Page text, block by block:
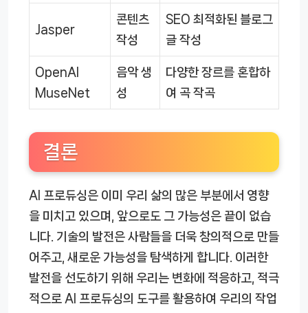
Jasper
콘텐츠
작성
SEO 최적화된 블로그
글 작성
OpenAI
MuseNet
음악 생
성
다양한 장르를 혼합하
여 곡 작곡
결론
AI 프로듀싱은 이미 우리 삶의 많은 부분에서 영향
을 미치고 있으며, 앞으로도 그 가능성은 끝이 없습
니다. 기술의 발전은 사람들을 더욱 창의적으로 만들
어주고, 새로운 가능성을 탐색하게 합니다. 이러한
발전을 선도하기 위해 우리는 변화에 적응하고, 적극
적으로 AI 프로듀싱의 도구를 활용하여 우리의 작업